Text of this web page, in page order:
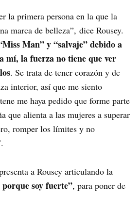
la primera persona en la que la
marca de belleza”, dice Rousey.
Man” y “salvaje” debido a
mí, la fuerza no tiene que ver
. Se trata de tener corazón y de
interior, así que me siento
me haya pedido que forme parte
que alienta a las mujeres a superar
romper los límites y no
a Rousey articulando la
soy fuerte”, para poner de